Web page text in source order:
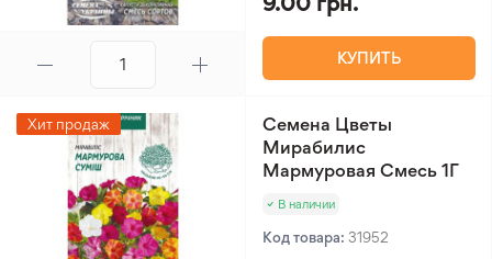
КУПИТЬ
Хит продаж
Семена Цветы
Мирабилис
Мармуровая Смесь 1Г
В наличии
Код товара: 31952